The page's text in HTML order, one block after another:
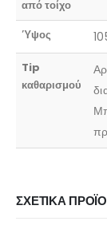
από τοίχο
Ύψος
Tip
καθαρισμού
ΣΧΕΤΙΚΆ